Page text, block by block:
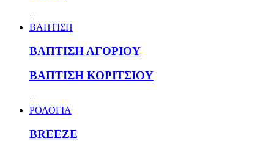
+
ΒΑΠΤΙΣΗ
ΒΑΠΤΙΣΗ ΑΓΟΡΙΟΥ
ΒΑΠΤΙΣΗ ΚΟΡΙΤΣΙΟΥ
+
ΡΟΛΟΓΙΑ
BREEZE